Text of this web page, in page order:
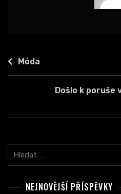
Navigace
pro
Móda
Došlo k poruše
Vyhledávání
NEJNOVĚJŠÍ PŘÍSPĚVKY